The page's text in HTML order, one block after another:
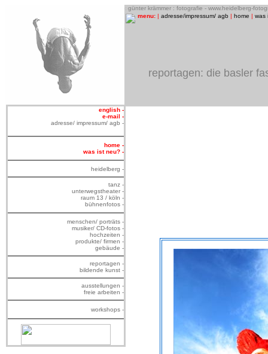
günter krämmer : fotografie - www.heidelberg-
menu: | adresse/impressum/ agb | home | was
reportagen: die basler
english -
e-mail -
adresse/ impressum/ agb -
home -
was ist neu? -
heidelberg -
tanz -
unterwegstheater -
raum 13 / köln -
bühnenfotos -
menschen/ porträts -
musiker/ CD-fotos -
hochzeiten -
produkte/ firmen -
gebäude -
reportagen -
bildende kunst -
ausstellungen -
freie arbeiten -
workshops -